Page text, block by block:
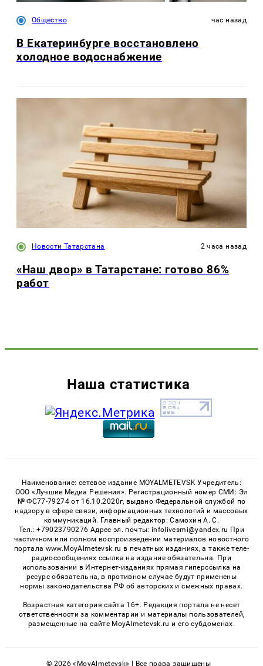
Общество час назад
В Екатеринбурге восстановлено
холодное водоснабжение
Новости Татарстана 2 часа назад
«Наш двор» в Татарстане: готово 86%
работ
Наша статистика
Наименование: сетевое издание MOYALMETEVSK Учредитель:
ООО «Лучшие Медиа Решения». Регистрационный номер СМИ: Эл
№ ФС77-79274 от 16.10.2020г, выдано Федеральной службой по
надзору в сфере связи, информационных технологий и массовых
коммуникаций. Главный редактор: Самохин А. С.
Тел.: +79023790276 Адрес эл. почты: infolivesmi@yandex.ru При
частичном или полном воспроизведении материалов новостного
портала www.MoyAlmetevsk.ru в печатных изданиях, а также теле-
радиосообщениях ссылка на издание обязательна. При
использовании в Интернет-изданиях прямая гиперссылка на
ресурс обязательна, в противном случае будут применены
нормы законодательства РФ об авторских и смежных правах.
Возрастная категория сайта 16+. Редакция портала не несет
ответственности за комментарии и материалы пользователей,
размещенные на сайте MoyAlmetevsk.ru и его субдоменах.
© 2026 «MoyAlmetevsk» | Все права защищены